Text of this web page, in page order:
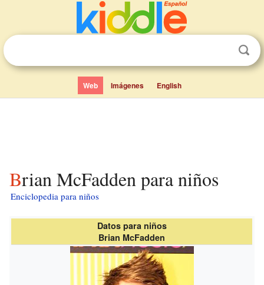
Web Imágenes English
Brian McFadden para niños
Enciclopedia para niños
Datos para niños
Brian McFadden